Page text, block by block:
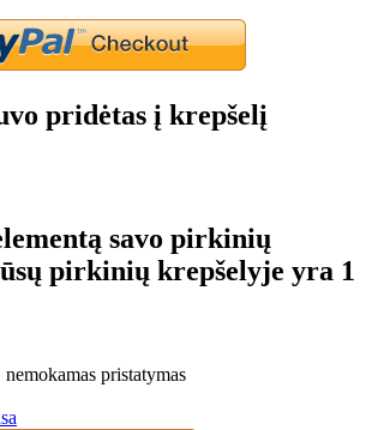
pridėtas į krepšelį
savo pirkinių
pirkinių krepšelyje yra 1
nemokamas pristatymas